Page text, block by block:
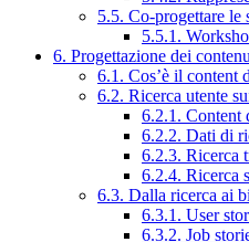
5.5. Co-progettare le
5.5.1.
6. Progettazione dei
6.1. Cos’è il content
6.2. Ricerca utente
6.2.1. Content
6.2.2. Dati di
6.2.3. Ricerca
6.2.4. Ricerca
6.3. Dalla ricerca ai
6.3.1. User
6.3.2. Job